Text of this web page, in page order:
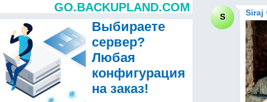
GO.BACKUPLAND.COM
Выбираете
сервер?
Любая
конфигурация
на заказ!
S Siraj